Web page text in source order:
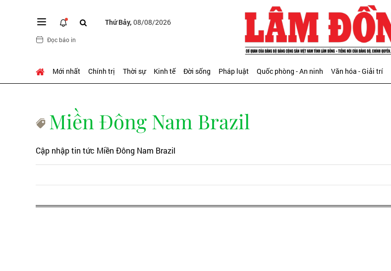
Thứ Bảy, 08/08/2026
Đọc báo in
Mới nhất Chính trị Thời sự Kinh tế Đời sống Pháp luật Quốc phòng - An ninh Văn hóa - Giải trí
Miền Đông Nam Brazil
Cập nhập tin tức Miền Đông Nam Brazil